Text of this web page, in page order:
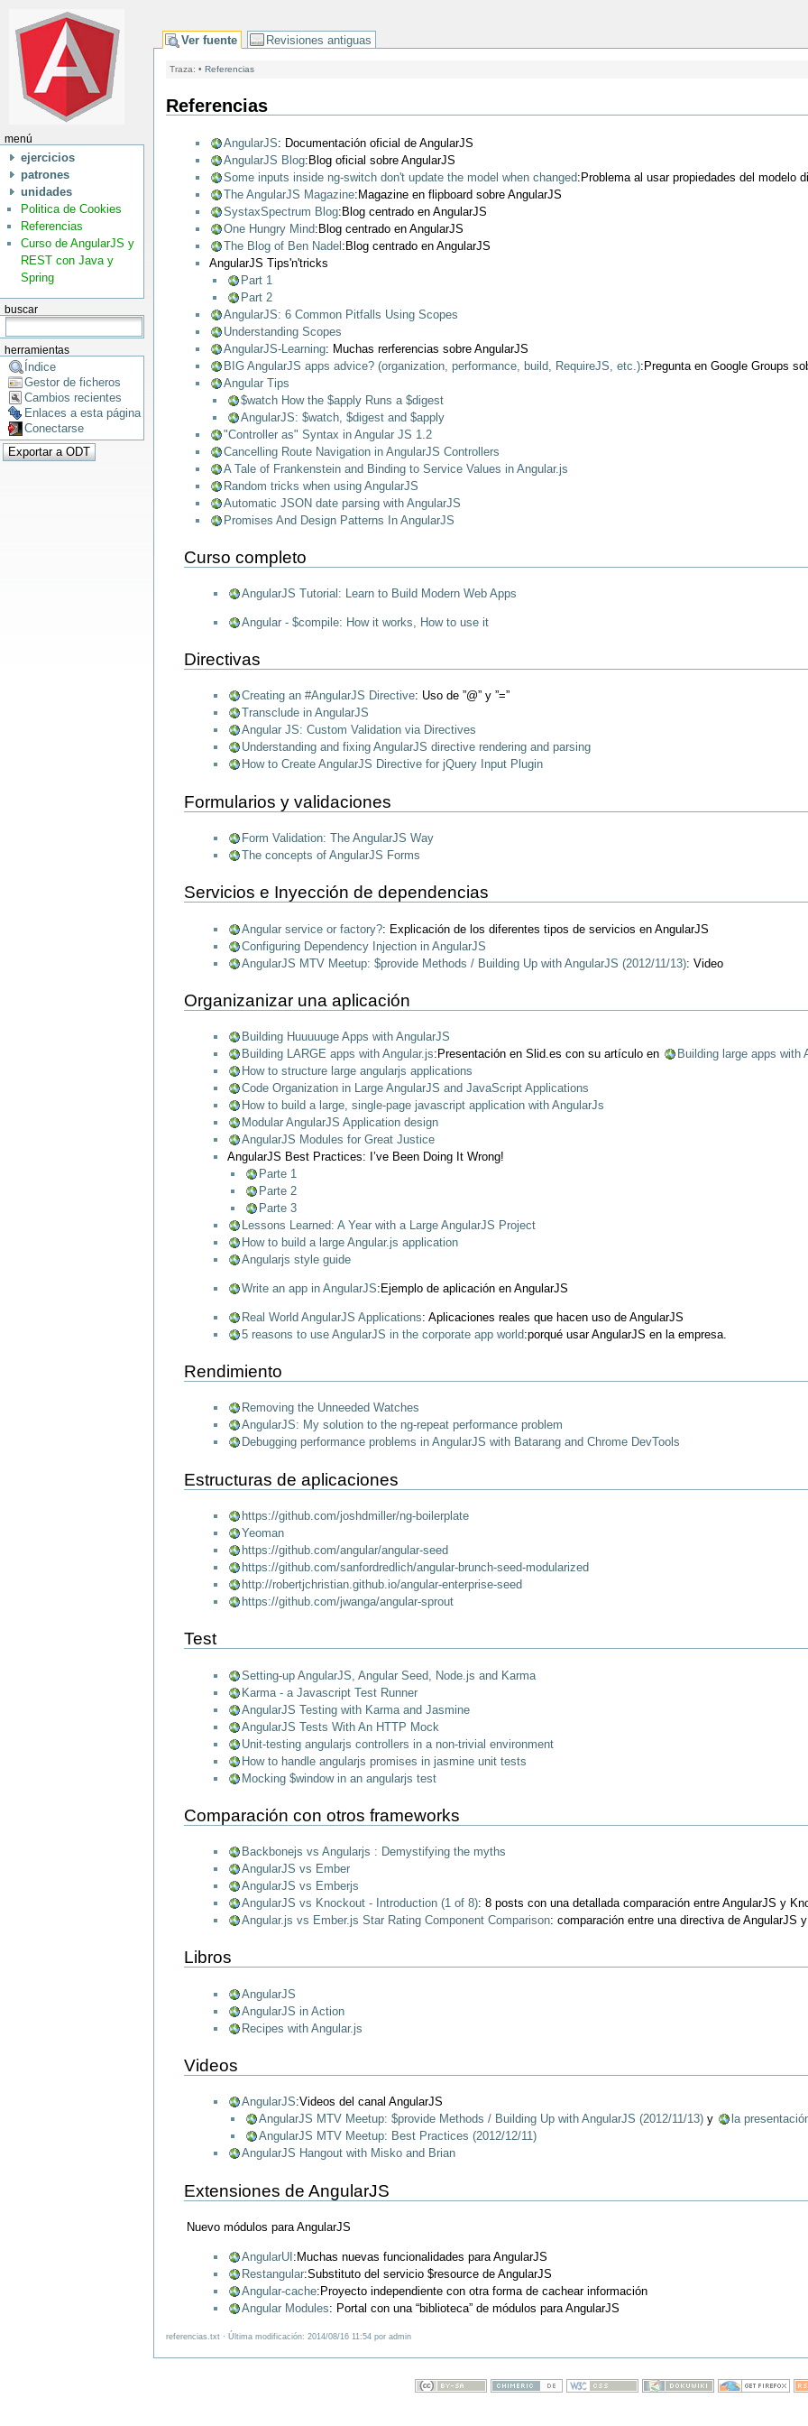
menú
ejercicios
patrones
unidades
Politica de Cookies
Referencias
Curso de AngularJS y
REST con Java y
Spring
buscar
herramientas
Índice
Gestor de ficheros
Cambios recientes
Enlaces a esta página
Conectarse
Ver fuente Revisiones antiguas
Traza: • Referencias
Referencias
AngularJS: Documentación oficial de AngularJS
AngularJS Blog:Blog oficial sobre AngularJS
Some inputs inside ng-switch don't update the model when changed:Problema al usar propiedades del modelo
The AngularJS Magazine:Magazine en flipboard sobre AngularJS
SystaxSpectrum Blog:Blog centrado en AngularJS
One Hungry Mind:Blog centrado en AngularJS
The Blog of Ben Nadel:Blog centrado en AngularJS
AngularJS Tips'n'tricks
Part 1
Part 2
AngularJS: 6 Common Pitfalls Using Scopes
Understanding Scopes
AngularJS-Learning: Muchas rerferencias sobre AngularJS
BIG AngularJS apps advice? (organization, performance, build, RequireJS, etc.):Pregunta en Google Groups
Angular Tips
$watch How the $apply Runs a $digest
AngularJS: $watch, $digest and $apply
"Controller as" Syntax in Angular JS 1.2
Cancelling Route Navigation in AngularJS Controllers
A Tale of Frankenstein and Binding to Service Values in Angular.js
Random tricks when using AngularJS
Automatic JSON date parsing with AngularJS
Promises And Design Patterns In AngularJS
Curso completo
AngularJS Tutorial: Learn to Build Modern Web Apps
Angular - $compile: How it works, How to use it
Directivas
Creating an #AngularJS Directive: Uso de ”@” y ”=”
Transclude in AngularJS
Angular JS: Custom Validation via Directives
Understanding and fixing AngularJS directive rendering and parsing
How to Create AngularJS Directive for jQuery Input Plugin
Formularios y validaciones
Form Validation: The AngularJS Way
The concepts of AngularJS Forms
Servicios e Inyección de dependencias
Angular service or factory?: Explicación de los diferentes tipos de servicios en AngularJS
Configuring Dependency Injection in AngularJS
AngularJS MTV Meetup: $provide Methods / Building Up with AngularJS (2012/11/13): Video
Organizanizar una aplicación
Building Huuuuuge Apps with AngularJS
Building LARGE apps with Angular.js:Presentación en Slid.es con su artículo en
Building large apps with
How to structure large angularjs applications
Code Organization in Large AngularJS and JavaScript Applications
How to build a large, single-page javascript application with AngularJs
Modular AngularJS Application design
AngularJS Modules for Great Justice
AngularJS Best Practices: I’ve Been Doing It Wrong!
Parte 1
Parte 2
Parte 3
Lessons Learned: A Year with a Large AngularJS Project
How to build a large Angular.js application
Angularjs style guide
Write an app in AngularJS:Ejemplo de aplicación en AngularJS
Real World AngularJS Applications: Aplicaciones reales que hacen uso de AngularJS
5 reasons to use AngularJS in the corporate app world:porqué usar AngularJS en la empresa.
Rendimiento
Removing the Unneeded Watches
AngularJS: My solution to the ng-repeat performance problem
Debugging performance problems in AngularJS with Batarang and Chrome DevTools
Estructuras de aplicaciones
https://github.com/joshdmiller/ng-boilerplate
Yeoman
https://github.com/angular/angular-seed
https://github.com/sanfordredlich/angular-brunch-seed-modularized
http://robertjchristian.github.io/angular-enterprise-seed
https://github.com/jwanga/angular-sprout
Test
Setting-up AngularJS, Angular Seed, Node.js and Karma
Karma - a Javascript Test Runner
AngularJS Testing with Karma and Jasmine
AngularJS Tests With An HTTP Mock
Unit-testing angularjs controllers in a non-trivial environment
How to handle angularjs promises in jasmine unit tests
Mocking $window in an angularjs test
Comparación con otros frameworks
Backbonejs vs Angularjs : Demystifying the myths
AngularJS vs Ember
AngularJS vs Emberjs
AngularJS vs Knockout - Introduction (1 of 8): 8 posts con una detallada comparación entre AngularJS y
Angular.js vs Ember.js Star Rating Component Comparison: comparación entre una directiva de AngularJS
Libros
AngularJS
AngularJS in Action
Recipes with Angular.js
Videos
AngularJS:Videos del canal AngularJS
AngularJS MTV Meetup: $provide Methods / Building Up with AngularJS (2012/11/13)y
la
AngularJS MTV Meetup: Best Practices (2012/12/11)
AngularJS Hangout with Misko and Brian
Extensiones de AngularJS
Nuevo módulos para AngularJS
AngularUI:Muchas nuevas funcionalidades para AngularJS
Restangular:Substituto del servicio $resource de AngularJS
Angular-cache:Proyecto independiente con otra forma de cachear información
Angular Modules: Portal con una “biblioteca” de módulos para AngularJS
referencias.txt · Última modificación: 2014/08/16 11:54 por admin